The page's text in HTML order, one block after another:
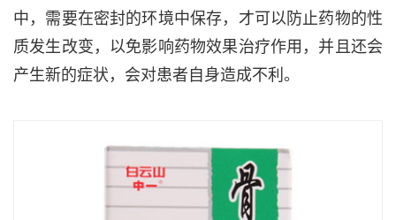
中，需要在密封的环境中保存，才可以防止药物的性
质发生改变，以免影响药物效果治疗作用，并且还会
产生新的症状，会对患者自身造成不利。